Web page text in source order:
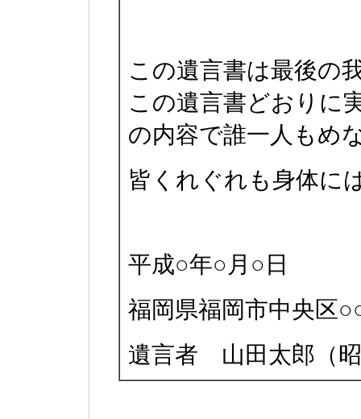
この遺言書は最後の
この遺言書どおりに
の内容で誰一人もめ
皆くれぐれも身体に
平成○年○月○日
福岡県福岡市中央区
遺言者 山田太郎